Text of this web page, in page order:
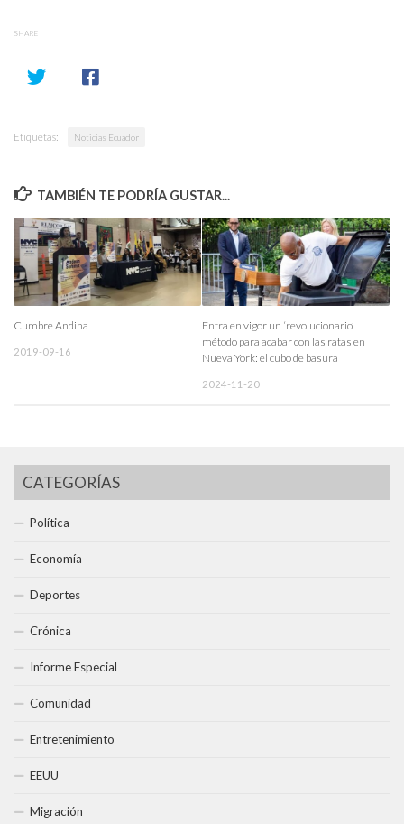
SHARE
Etiquetas: Noticias Ecuador
TAMBIÉN TE PODRÍA GUSTAR...
Cumbre Andina
2019-09-16
Entra en vigor un ‘revolucionario’
método para acabar con las ratas en
Nueva York: el cubo de basura
2024-11-20
CATEGORÍAS
Política
Economía
Deportes
Crónica
Informe Especial
Comunidad
Entretenimiento
EEUU
Migración